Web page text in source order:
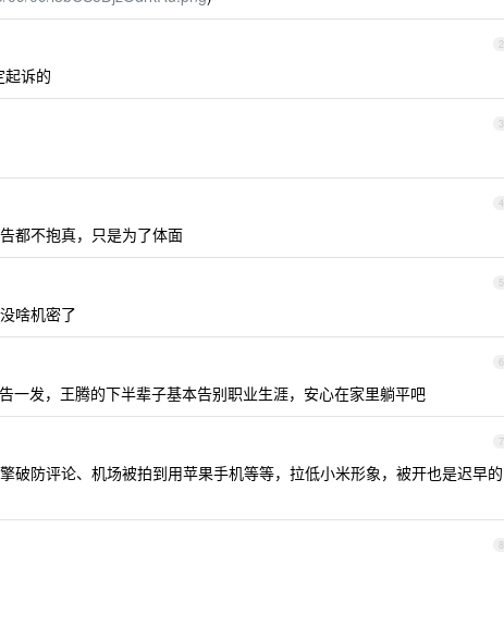
2
起诉的
3
4
都不抱真，只是为了体面
5
啥机密了
6
一发，王腾的下半辈子基本告别职业生涯，安心在家里躺平吧
7
破防评论、机场被拍到用苹果手机等等，拉低小米形象，被开也是迟早的
8